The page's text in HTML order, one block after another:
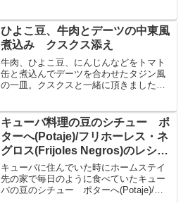
豆は色々な料理に使うのも簡単です。今
回はテレワーク中の昼ごは...
ひよこ豆、牛肉とデーツの中東風
煮込み クスクス添え
牛肉、ひよこ豆、にんじんなどをトマト
缶と煮込んでデーツを合わせたタジン風
の一皿。クスクスと一緒に頂きました。
ソース×レシピブログ」のモニターコラボ
広告企画で頂いたデーツ...
キューバ料理の豆のシチュー ポ
ターへ(Potaje)/フリホーレス・ネ
グロス(Frijoles Negros)のレシピ
をご紹介
キューバに住んでいた時にホームステイ
先の家で毎日のように食べていたキュー
バの豆のシチュー ポターへ(Potaje)/フ